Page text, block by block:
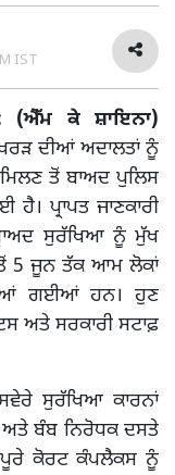
IST
(ਐੱਮ ਕੇ ਸ਼ਾਇਨਾ)
ਦੀਆਂ ਅਦਾਲਤਾਂ ਨੂੰ
ਤੋਂ ਬਾਅਦ ਪੁਲਿਸ
ਪ੍ਰਾਪਤ ਜਾਣਕਾਰੀ
ਸੁਰੱਖਿਆ ਨੂੰ ਮੁੱਖ
5 ਜੂਨ ਤੱਕ ਆਮ ਲੋਕਾਂ
ਗਈਆਂ ਹਨ। ਹੁਣ
ਅਤੇ ਸਰਕਾਰੀ ਸਟਾਫ਼
ਸੁਰੱਖਿਆ ਕਾਰਨਾਂ
ਅਤੇ ਬੰਬ ਨਿਰੋਧਕ ਦਸਤੇ
ਪੂਰੇ ਕੋਰਟ ਕੰਪਲੈਕਸ ਨੂੰ